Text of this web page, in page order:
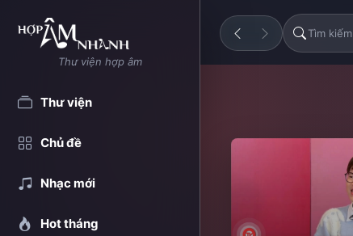
Thư viện hợp âm
Thư viện
Chủ đề
Nhạc mới
Hot tháng